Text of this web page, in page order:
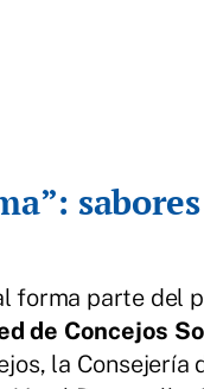
forma parte del
de Concejos
la